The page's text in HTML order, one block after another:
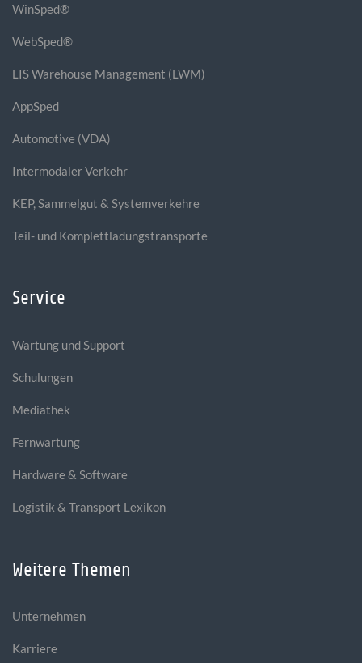
WinSped®
WebSped®
LIS Warehouse Management (LWM)
AppSped
Automotive (VDA)
Intermodaler Verkehr
KEP, Sammelgut & Systemverkehre
Teil- und Komplettladungstransporte
Service
Wartung und Support
Schulungen
Mediathek
Fernwartung
Hardware & Software
Logistik & Transport Lexikon
Weitere Themen
Unternehmen
Karriere